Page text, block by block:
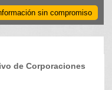
sin compromiso
de Corporaciones